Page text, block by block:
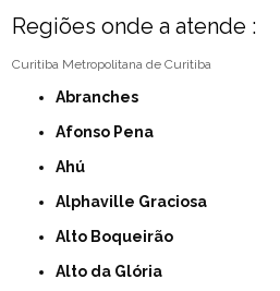
Regiões onde a atende :
Curitiba Metropolitana de Curitiba
Abranches
Afonso Pena
Ahú
Alphaville Graciosa
Alto Boqueirão
Alto da Glória